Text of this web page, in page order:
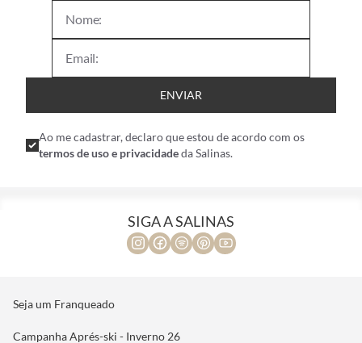
ENVIAR
Ao me cadastrar, declaro que estou de acordo com os
termos de uso e privacidadeda Salinas.
SIGA A SALINAS
Seja um Franqueado
Campanha Aprés-ski - Inverno 26